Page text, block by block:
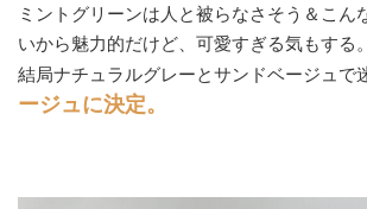
ミントグリーンは人と被らなさそう＆こん
いから魅力的だけど、可愛すぎる気もする。
結局ナチュラルグレーとサンドベージュで
ージュに決定。